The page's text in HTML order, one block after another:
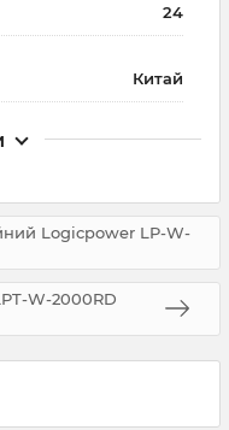
24
Китай
Logicpower LP-W-
W-2000RD